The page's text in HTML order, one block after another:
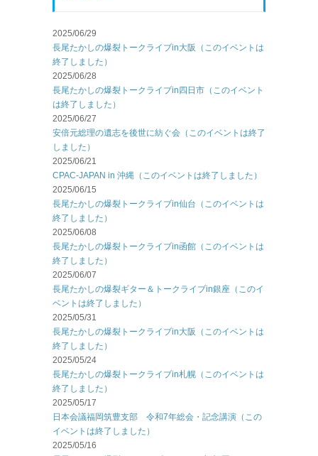
2025/06/29
長尾たかしの爆裂トークライブin大阪（このイベントは
終了しました）
2025/06/28
長尾たかしの爆裂トークライブin四日市（このイベント
は終了しました）
2025/06/27
安倍元総理の遺志を後世に紡ぐ会（このイベントは終了
しました）
2025/06/21
CPAC-JAPAN in 沖縄（このイベントは終了しました）
2025/06/15
長尾たかしの爆裂トークライブin仙台（このイベントは
終了しました）
2025/06/08
長尾たかしの爆裂トークライブin函館（このイベントは
終了しました）
2025/06/07
長尾たかしの爆裂ギター＆トークライブin銀座（このイ
ベントは終了しました）
2025/05/31
長尾たかしの爆裂トークライブin大阪（このイベントは
終了しました）
2025/05/24
長尾たかしの爆裂トークライブin札幌（このイベントは
終了しました）
2025/05/17
日本会議福岡筑豊支部 令和7年総会・記念講演（この
イベントは終了しました）
2025/05/16